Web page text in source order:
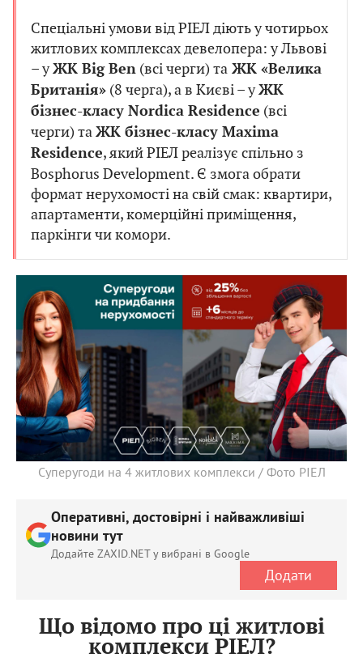
Спеціальні умови від РІЕЛ діють у чотирьох
житлових комплексах девелопера: у Львові
– уЖК Big Ben (всі черги) та ЖК «Велика
Британія» (8 черга), а в Києві – уЖК
бізнес-класу Nordica Residence (всі
черги) таЖК бізнес-класу Maxima
Residence, який РІЕЛ реалізує спільно з
Bosphorus Development. Є змога обрати
формат нерухомості на свій смак: квартири,
апартаменти, комерційні приміщення,
паркінги чи комори.
Суперугоди на 4 житлових комплекси / Фото РІЕЛ
Оперативні, достовірні і найважливіші
новини тут
Додайте ZAXID.NET у вибрані в Google
Додати
Що відомо про ці житлові
комплекси РІЕЛ?